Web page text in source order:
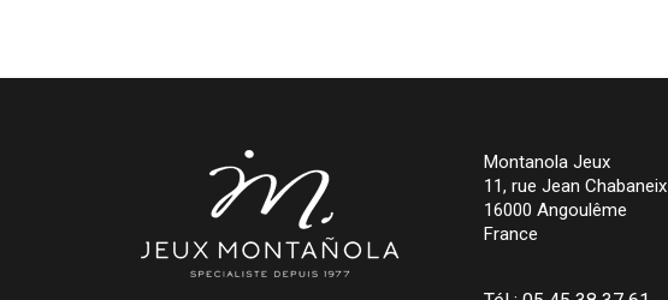
Montanola Jeux
11, rue Jean Chabaneix
16000 Angoulême
France